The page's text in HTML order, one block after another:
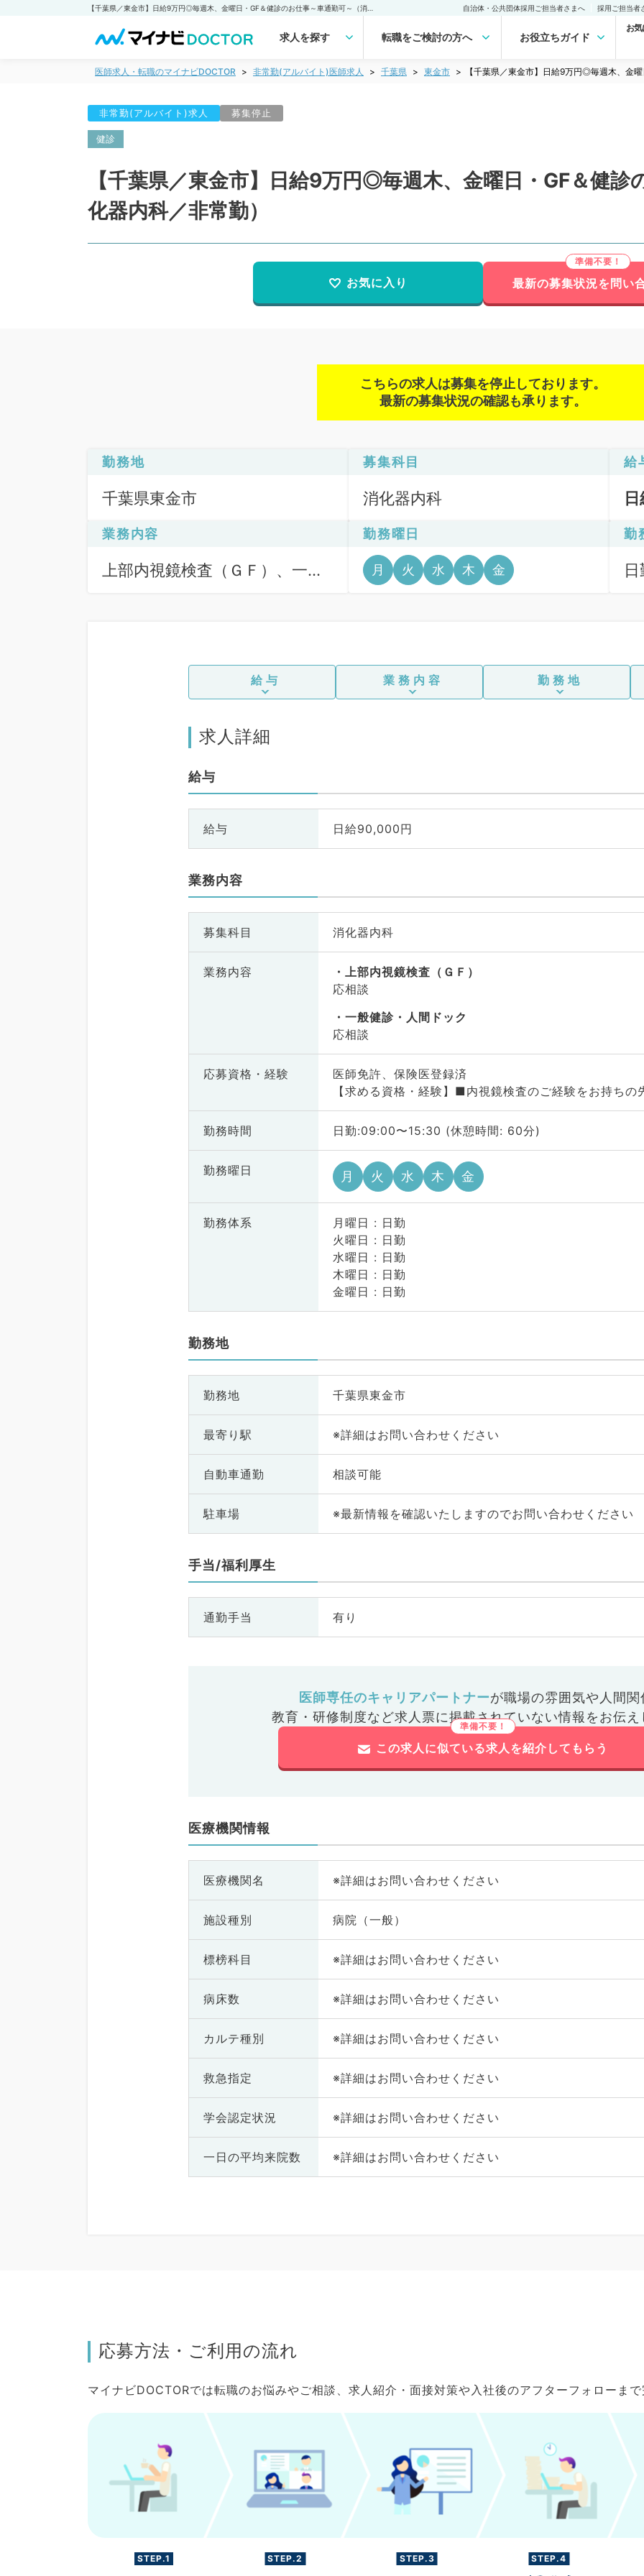
自治体・公共団体採用ご担当者さまへ 採用ご担当者
求人を探す 転職をご検討の方へ お役立ちガイド
お
医師求人・転職のマイナビDOCTOR 非常勤(アルバイト)医師求人 千葉県 東金市 【千葉県／東金市】日給9万円◎毎週木、金
非常勤(アルバイト)求人 募集停止
健診
【千葉県／東金市】日給9万円◎毎週木、金曜日・GF＆健診
化器内科／非常勤）
お気に入り 最新の募集状況を問い
こちらの求人は募集を停止しております。
最新の募集状況の確認も承ります。
勤務地
千葉県東金市
募集科目
消化器内科
給
業務内容
上部内視鏡検査（ＧＦ）、一般
勤務曜日
月 火 水 木 金
勤
給与 業務内容 勤務地
求人詳細
給与
給与 日給90,000円
業務内容
募集科目 消化器内科
業務内容
上部内視鏡検査（ＧＦ）
応相談
一般健診・人間ドック
応相談
応募資格・ 経験
医師免許、保険医登録済
【求める資格・経験】■内視鏡検査のご経験をお持ちの
勤務時間 日勤:09:00〜15:30 (休憩時間: 60分)
勤務曜日 月 火 水 木 金
勤務体系
月曜日 : 日勤
火曜日 : 日勤
水曜日 : 日勤
木曜日 : 日勤
金曜日 : 日勤
勤務地
勤務地 千葉県東金市
最寄り駅 ※詳細はお問い合わせください
自動車通勤 相談可能
駐車場 ※最新情報を確認いたしますのでお問い合わせください
手当/福利厚生
通勤手当 有り
医師専任のキャリアパートナーが職場の雰囲気や人間関
教育・研修制度など求人票に掲載されていない情報をお伝え
この求人に似ている求人を紹介してもらう
医療機関情報
医療機関名 ※詳細はお問い合わせください
施設種別 病院（一般）
標榜科目 ※詳細はお問い合わせください
病床数 ※詳細はお問い合わせください
カルテ種別 ※詳細はお問い合わせください
救急指定 ※詳細はお問い合わせください
学会認定状況 ※詳細はお問い合わせください
一日の平均来院数 ※詳細はお問い合わせください
応募方法・ご利用の流れ
マイナビDOCTORでは転職のお悩みやご相談、求人紹介・面接対策や入社後のアフターフォローま
STEP.1 STEP.2 STEP.3 STEP.4